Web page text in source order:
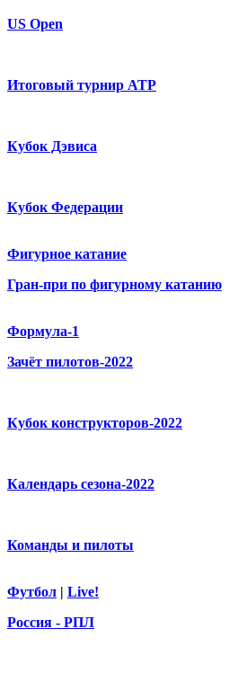
US Open
Итоговый турнир ATP
Кубок Дэвиса
Кубок Федерации
Фигурное катание
Гран-при по фигурному катанию
Формула-1
Зачёт пилотов-2022
Кубок конструкторов-2022
Календарь сезона-2022
Команды и пилоты
Футбол | Live!
Россия - РПЛ